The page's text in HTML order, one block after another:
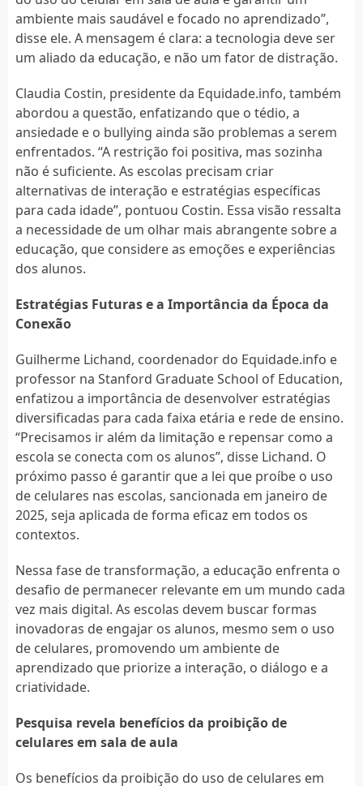
ambiente mais saudável e focado no aprendizado”,
disse ele. A mensagem é clara: a tecnologia deve ser
um aliado da educação, e não um fator de distração.
Claudia Costin, presidente da Equidade.info, também
abordou a questão, enfatizando que o tédio, a
ansiedade e o bullying ainda são problemas a serem
enfrentados. “A restrição foi positiva, mas sozinha
não é suficiente. As escolas precisam criar
alternativas de interação e estratégias específicas
para cada idade”, pontuou Costin. Essa visão ressalta
a necessidade de um olhar mais abrangente sobre a
educação, que considere as emoções e experiências
dos alunos.
Estratégias Futuras e a Importância da Época da
Conexão
Guilherme Lichand, coordenador do Equidade.info e
professor na Stanford Graduate School of Education,
enfatizou a importância de desenvolver estratégias
diversificadas para cada faixa etária e rede de ensino.
“Precisamos ir além da limitação e repensar como a
escola se conecta com os alunos”, disse Lichand. O
próximo passo é garantir que a lei que proíbe o uso
de celulares nas escolas, sancionada em janeiro de
2025, seja aplicada de forma eficaz em todos os
contextos.
Nessa fase de transformação, a educação enfrenta o
desafio de permanecer relevante em um mundo cada
vez mais digital. As escolas devem buscar formas
inovadoras de engajar os alunos, mesmo sem o uso
de celulares, promovendo um ambiente de
aprendizado que priorize a interação, o diálogo e a
criatividade.
Pesquisa revela benefícios da proibição de
celulares em sala de aula
Os benefícios da proibição do uso de celulares em